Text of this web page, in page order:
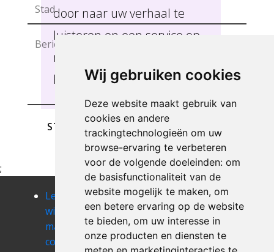
Wij gebruiken cookies
Deze website maakt gebruik van
cookies en andere
trackingtechnologieën om uw
browse-ervaring te verbeteren
voor de volgende doeleinden: om
de basisfunctionaliteit van de
website mogelijk te maken, om
een betere ervaring op de website
te bieden, om uw interesse in
onze producten en diensten te
door naar uw verhaal te
luisteren en een service op
maat te bieden Cour-Sur-
Heure .
STUREN
;
Leegmaken
winkel of
magazij
courcelles
Leegmaken
winkel of
magazij croix-
lez-rouveroy
Leegmaken
winkel of
magazij
cuesmes